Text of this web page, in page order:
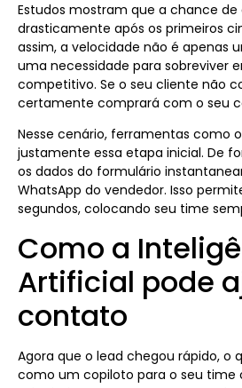
Estudos mostram que a chance
drasticamente após os primeiros
assim, a velocidade não é apenas
uma necessidade para sobreviver
competitivo. Se o seu cliente não
certamente comprará com o seu
Nesse cenário, ferramentas como o
justamente essa etapa inicial. De
os dados do formulário
WhatsApp do vendedor. Isso
segundos, colocando seu time
Como a
Artificial pode
contato
Agora que o lead chegou rápido, o
como um copiloto para o seu time